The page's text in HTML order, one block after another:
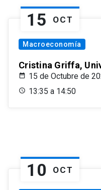
15 OCT
Macroeconomía
Cristina Griffa,
15 de Octubre de
13:35 a 14:50
10 OCT